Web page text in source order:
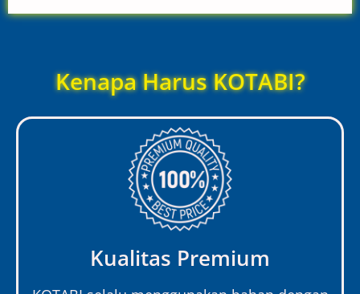
Kenapa Harus KOTABI?
Kualitas Premium